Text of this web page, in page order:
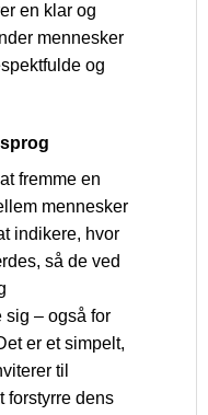
en klar og
mennesker
og
fremme en
mennesker
indikere, hvor
så de ved
– også for
er et simpelt,
til
forstyrre dens